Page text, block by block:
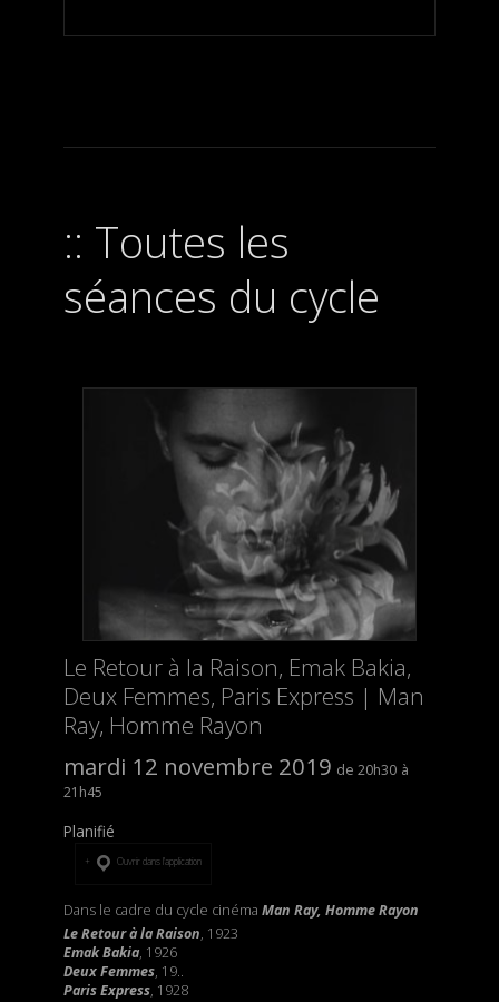
Toutes les
séances du cycle
Le Retour à la Raison, Emak Bakia,
Deux Femmes, Paris Express | Man
Ray, Homme Rayon
mardi 12 novembre 2019
20h30
21h45
Planifié
Ouvrir dans l’application
Dans le cadre du cycle cinéma Man Ray, Homme Rayon
Le Retour à la Raison, 1923
Emak Bakia, 1926
Deux Femmes, 19..
Paris Express, 1928